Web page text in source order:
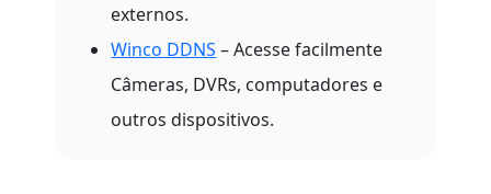
externos.
Winco DDNS – Acesse facilmente
Câmeras, DVRs, computadores e
outros dispositivos.